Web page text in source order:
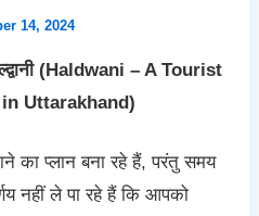
14, 2024
(Haldwani – A Tourist
Uttarakhand)
का प्लान बना रहे हैं, परंतु समय
नहीं ले पा रहे हैं कि आपको